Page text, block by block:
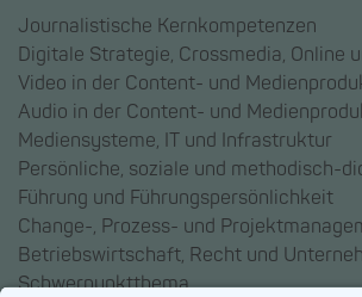
Journalistische Kernkompetenzen
Digitale Strategie, Crossmedia, Online
Video in der Content- und
Audio in der Content- und
Mediensysteme, IT und Infrastruktur
Persönliche, soziale und methodisch-
Führung und Führungspersönlichkeit
Change-, Prozess- und
Betriebswirtschaft, Recht und
Schwerpunktthema